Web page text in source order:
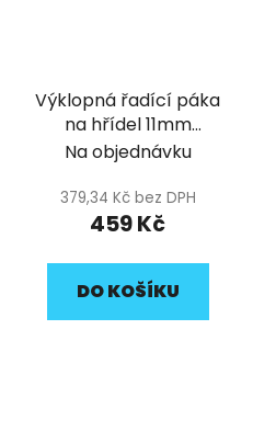
Výklopná řadící páka
na hřídel 11mm
délkově nastavitelná
Na objednávku
379,34 Kč bez DPH
459 Kč
DO KOŠÍKU